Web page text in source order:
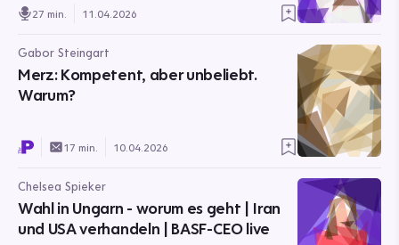
27 min. 11.04.2026
Gabor Steingart
Merz: Kompetent, aber unbeliebt.
Warum?
17 min. 10.04.2026
Chelsea Spieker
Wahl in Ungarn - worum es geht | Iran
und USA verhandeln | BASF-CEO live